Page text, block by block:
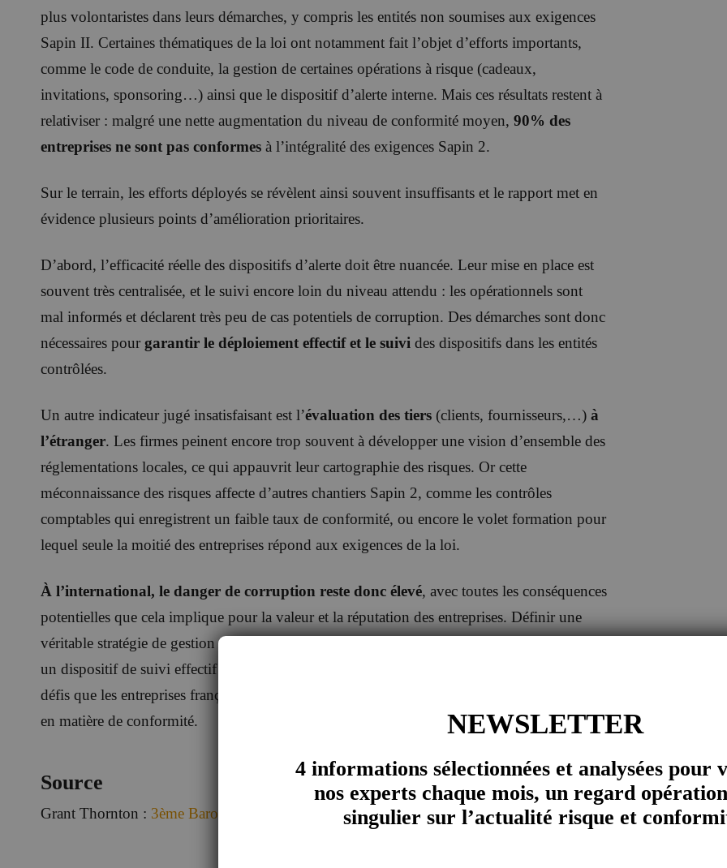
plus volontaristes dans leurs démarches, y compris les entités non soumises aux exigences
Sapin II. Certaines thématiques de la loi ont notamment fait l’objet d’efforts importants,
comme le code de conduite, la gestion de certaines opérations à risque (cadeaux,
invitations, sponsoring…) ainsi que le dispositif d’alerte interne. Mais ces résultats restent à
relativiser : malgré une nette augmentation du niveau de conformité moyen, 90% des
entreprises ne sont pas conformes à l’intégralité des exigences Sapin 2.
Sur le terrain, les efforts déployés se révèlent ainsi souvent insuffisants et le rapport met en
évidence plusieurs points d’amélioration prioritaires.
D’abord, l’efficacité réelle des dispositifs d’alerte doit être nuancée. Leur mise en place est
souvent très centralisée, et le suivi encore loin du niveau attendu : les opérationnels sont
mal informés et déclarent très peu de cas potentiels de corruption. Des démarches sont donc
nécessaires pour garantir le déploiement effectif et le suivi des dispositifs dans les entités
contrôlées.
Un autre indicateur jugé insatisfaisant est l’évaluation des tiers (clients, fournisseurs,…) à
l’étranger. Les firmes peinent encore trop souvent à développer une vision d’ensemble des
réglementations locales, ce qui appauvrit leur cartographie des risques. Or cette
méconnaissance des risques affecte d’autres chantiers Sapin 2, comme les contrôles
comptables qui enregistrent un faible taux de conformité, ou encore le volet formation pour
lequel seule la moitié des entreprises répond aux exigences de la loi.
À l’international, le danger de corruption reste donc élevé, avec toutes les conséquences
potentielles que cela implique pour la valeur et la réputation des entreprises. Définir une
véritable stratégie de gestion des tiers, adossée à une cartographie des risques rigoureuse et à
un dispositif de suivi effectif à tous les niveaux de l’organisation : ce sont les principaux
défis que les entreprises françaises doivent encore relever pour devenir réellement efficaces
en matière de conformité.
Source
Grant Thornton : 3ème Baromètre Anticorruption, édition 2020
NEWSLETTER
4 informations sélectionnées et analysées pour
nos experts chaque mois, un regard
singulier sur l’actualité risque et